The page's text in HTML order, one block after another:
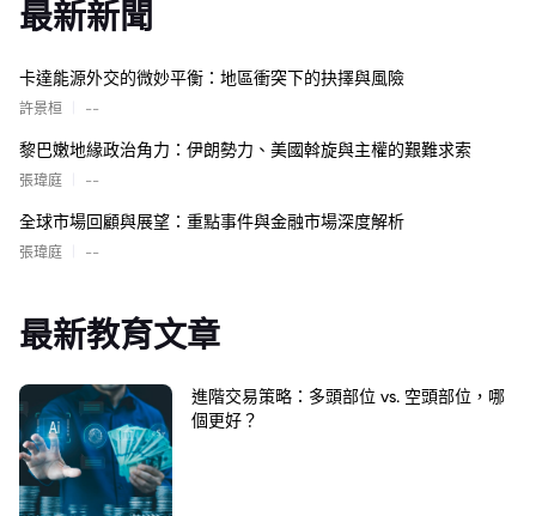
最新新聞
卡達能源外交的微妙平衡：地區衝突下的抉擇與風險
許景桓 --
黎巴嫩地緣政治角力：伊朗勢力、美國斡旋與主權的艱難求索
張瑋庭 --
全球市場回顧與展望：重點事件與金融市場深度解析
張瑋庭 --
最新教育文章
進階交易策略：多頭部位 vs. 空頭部位，哪
個更好？